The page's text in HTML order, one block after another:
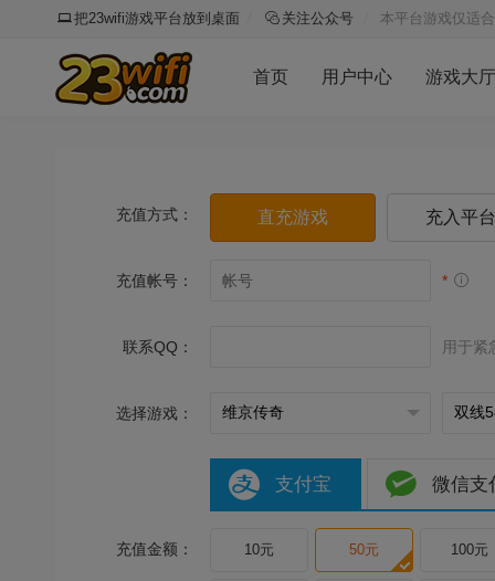
把23wifi游戏平台放到桌面 关注公众号 本平台游戏仅适
首页 用户中心 游戏大厅
充值方式： 直充游戏 充入平
充值帐号： *
联系QQ： 用于紧
选择游戏：
支付宝 微信支
充值金额： 10元 50元 100元